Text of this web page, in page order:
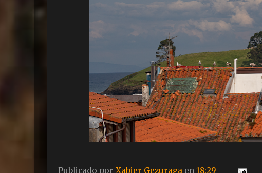
Publicado por Xabier Gezuraga en 18:29